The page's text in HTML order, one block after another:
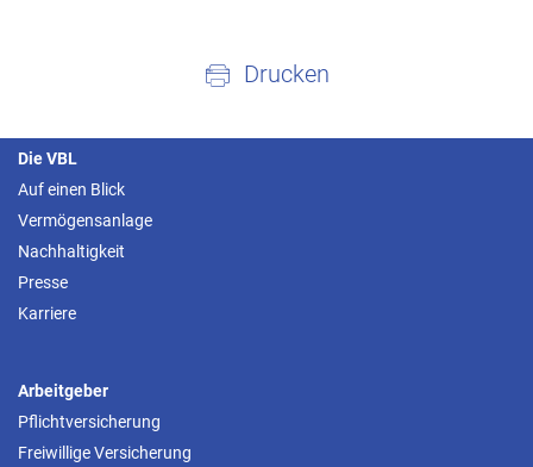
Drucken
Die VBL
Auf einen Blick
Vermögensanlage
Nachhaltigkeit
Presse
Karriere
Arbeitgeber
Pflichtversicherung
Freiwillige Versicherung